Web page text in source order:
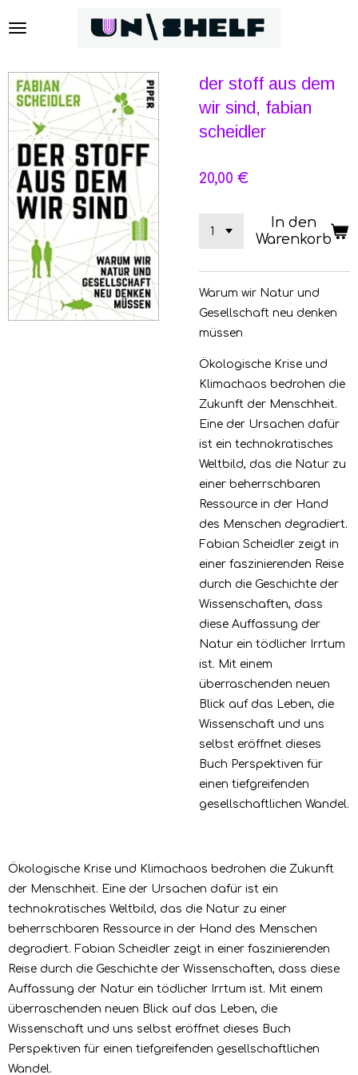
Hauptinhalt
der stoff aus dem
wir sind, fabian
scheidler
20,00 €
In den
Warenkorb
Warum wir Natur und
Gesellschaft neu denken
müssen
Ökologische Krise und
Klimachaos bedrohen die
Zukunft der Menschheit.
Eine der Ursachen dafür
ist ein technokratisches
Weltbild, das die Natur zu
einer beherrschbaren
Ressource in der Hand
des Menschen degradiert.
Fabian Scheidler zeigt in
einer faszinierenden Reise
durch die Geschichte der
Wissenschaften, dass
diese Auffassung der
Natur ein tödlicher Irrtum
ist. Mit einem
überraschenden neuen
Blick auf das Leben, die
Wissenschaft und uns
selbst eröffnet dieses
Buch Perspektiven für
einen tiefgreifenden
gesellschaftlichen Wandel.
Ökologische Krise und Klimachaos bedrohen die Zukunft
der Menschheit. Eine der Ursachen dafür ist ein
technokratisches Weltbild, das die Natur zu einer
beherrschbaren Ressource in der Hand des Menschen
degradiert. Fabian Scheidler zeigt in einer faszinierenden
Reise durch die Geschichte der Wissenschaften, dass diese
Auffassung der Natur ein tödlicher Irrtum ist. Mit einem
überraschenden neuen Blick auf das Leben, die
Wissenschaft und uns selbst eröffnet dieses Buch
Perspektiven für einen tiefgreifenden gesellschaftlichen
Wandel.